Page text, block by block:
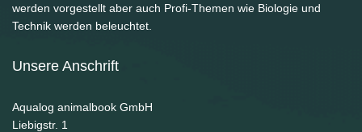
werden vorgestellt aber auch Profi-Themen wie Biologie und
Technik werden beleuchtet.
Unsere Anschrift
Aqualog animalbook GmbH
Liebigstr. 1